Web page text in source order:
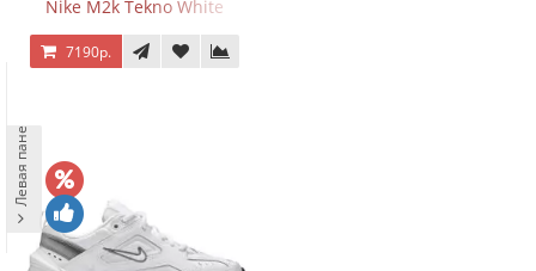
Nike M2k Tekno White
7190р.
Левая панель